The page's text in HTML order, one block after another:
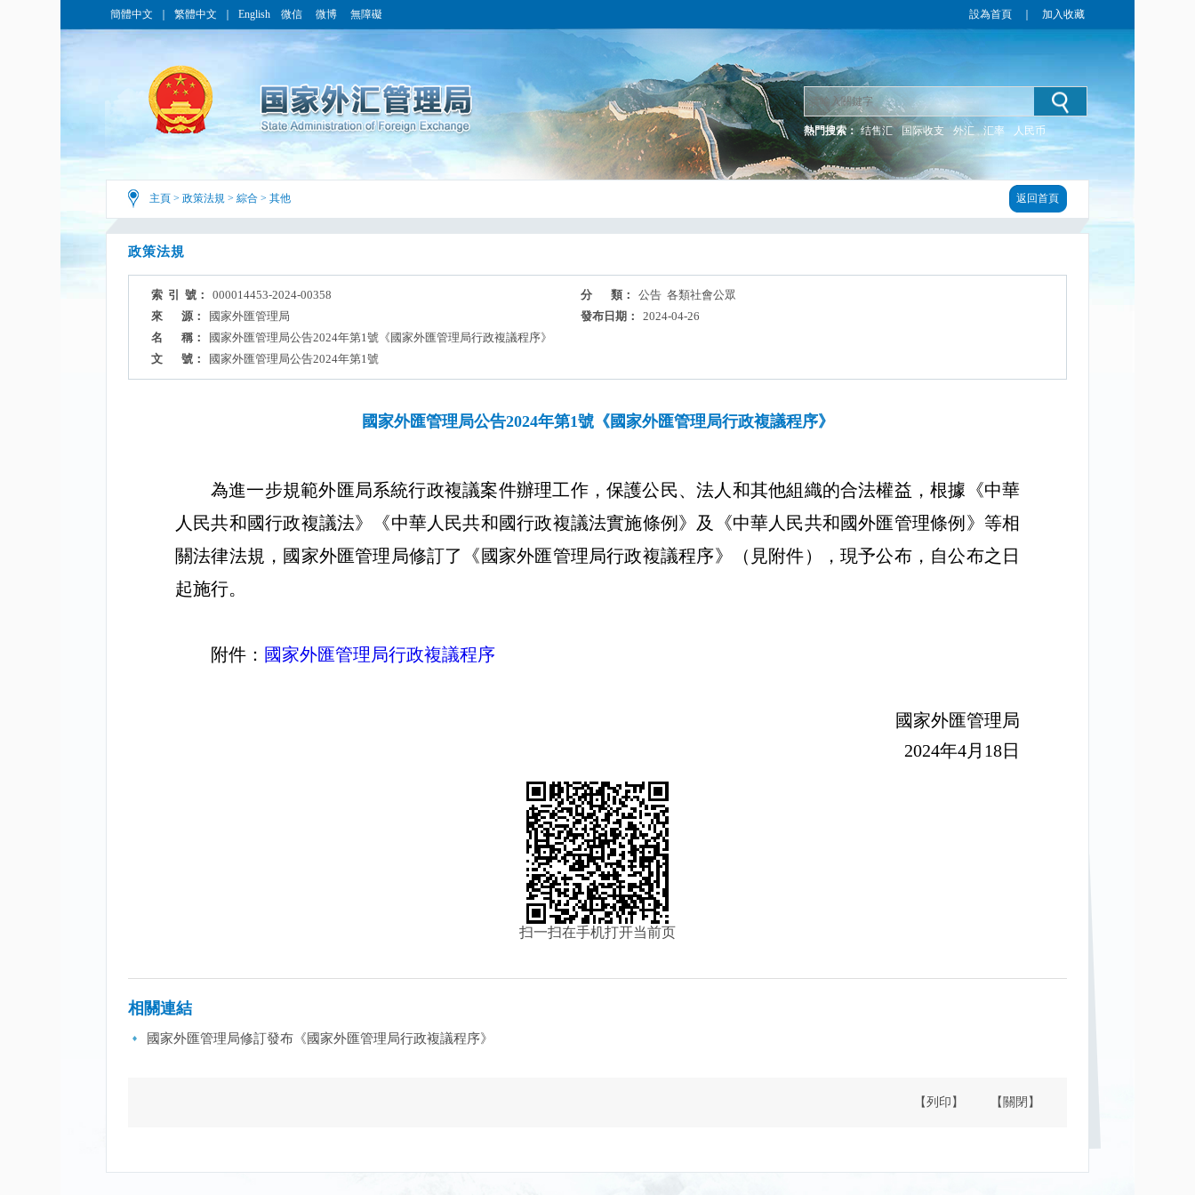
簡體中文 繁體中文 English 微信 微博 無障礙 設為首頁 加入收藏
熱門搜索： 结售汇 国际收支 外汇 汇率 人民币
主頁 > 政策法規 > 綜合 > 其他 返回首頁
政策法規
索 引 號： 000014453-2024-00358 分 類：
公告 各類社會公眾
來 源：
國家外匯管理局 發布日期：
2024-04-26
名 稱：
國家外匯管理局公告2024年第1號《國家外匯管理局行政複議程序》
文 號：
國家外匯管理局公告2024年第1號
國家外匯管理局公告2024年第1號《國家外匯管理局行政複議程序》
為進一步規範外匯局系統行政複議案件辦理工作，保護公民、法人和其他組織的合法權益，根據《中華
人民共和國行政複議法》《中華人民共和國行政複議法實施條例》及《中華人民共和國外匯管理條例》等相
關法律法規，國家外匯管理局修訂了《國家外匯管理局行政複議程序》（見附件），現予公布，自公布之日
起施行。
附件： 國家外匯管理局行政複議程序
國家外匯管理局
2024年4月 18日
扫一扫在手机打开当前页
相關連結
國家外匯管理局修訂發布《國家外匯管理局行政複議程序》
【列印】 【關閉】